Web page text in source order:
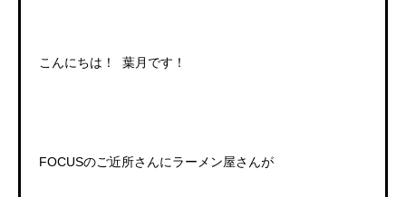
こんにちは！ 葉月です！
FOCUSのご近所さんにラーメン屋さんが